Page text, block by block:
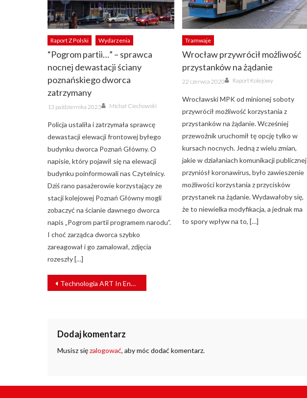
Raport Z Polski Wydarzenia
“Pogrom partii…” – sprawca
nocnej dewastacji ściany
poznańskiego dworca
zatrzymany
Posted
on
13 października 2023 Author
Michał Ciechowski
Policja ustaliła i zatrzymała sprawcę
dewastacji elewacji frontowej byłego
budynku dworca Poznań Główny. O
napisie, który pojawił się na elewacji
budynku poinformowali nas Czytelnicy.
Dziś rano pasażerowie korzystający ze
stacji kolejowej Poznań Główny mogli
zobaczyć na ścianie dawnego dworca
napis „Pogrom partii programem narodu”.
I choć zarządca dworca szybko
zareagował i go zamalował, zdjęcia
rozeszły […]
Tramwaje
Wrocław przywrócił możliwość
przystanków na żądanie
Posted
on
22 czerwca 2020 Author
Raport Kolejowy
Wrocławski MPK od minionej soboty
przywrócił możliwość korzystania z
przystanków na żądanie. Wcześniej
przewoźnik uruchomił tę opcję tylko w
kursach nocnych. Jedną z wielu zmian,
jakie w działaniach komunikacji publicznej
przyniósł koronawirus, było zawieszenie
możliwości korzystania z przycisków
przystanek na żądanie. Wydawałoby się,
że to niewielka modyfikacja, a jednak ma
to spory wpływ na to, […]
NAWIGACJA
WPISU
Technologia ART In Energy zabezpiecza tysiące linii kolejowych
Dodaj komentarz
Musisz sięzalogować, aby móc dodać komentarz.